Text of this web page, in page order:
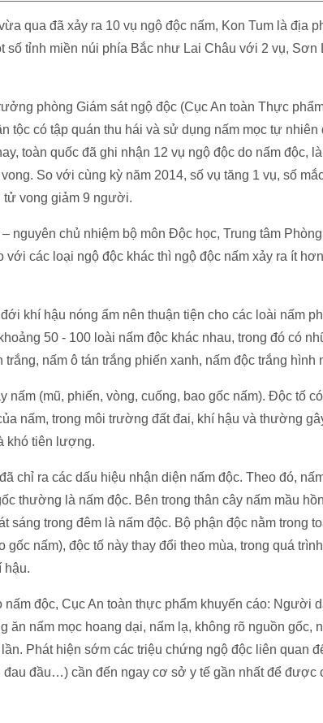
qua đã xảy ra 10 vụ ngộ độc nấm, Kon Tum là địa
số tỉnh miền núi phía Bắc như Lai Châu với 2 vụ, Sơn
phòng Giám sát ngộ độc (Cục An toàn Thực
tộc có tập quán thu hái và sử dụng nấm mọc tự nhiên
toàn quốc đã ghi nhận 12 vụ ngộ độc do nấm độc,
So với cùng kỳ năm 2014, số vụ tăng 1 vụ, số
vong giảm 9 người.
nguyên chủ nhiệm bộ môn Độc học, Trung tâm
với các loại ngộ độc khác thì ngộ độc nấm xảy ra ít
khí hậu nóng ẩm nên thuận tiện cho các loài nấm
50 - 100 loài nấm độc khác nhau, trong đó có
nấm ô tán trắng phiến xanh, nấm độc trắng hình
nấm (mũ, phiến, vòng, cuống, bao gốc nấm). Độc tố
nấm, trong môi trường đất đai, khí hậu và thường
khó tiên lượng.
chỉ ra các dấu hiệu nhận diện nấm độc. Theo đó,
thường là nấm độc. Bên trong thân cây nấm mầu
sáng trong đêm là nấm độc. Bộ phận độc nằm trong
gốc nấm), độc tố này thay đổi theo mùa, trong quá
hậu.
độc, Cục An toàn thực phẩm khuyến cáo: Người
ăn nấm mọc hoang dại, nấm lạ, không rõ nguồn gốc,
Phát hiện sớm các triệu chứng ngộ độc liên quan
đau đầu…) cần đến ngay cơ sở y tế gần nhất để được